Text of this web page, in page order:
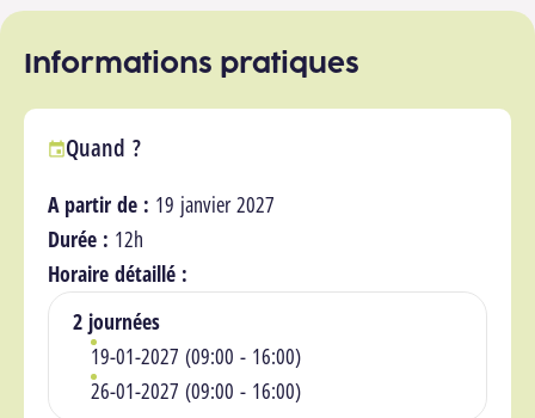
Informations pratiques
Quand ?
A partir de : 19 janvier 2027
Durée : 12h
Horaire détaillé :
2 journées
19-01-2027 (09:00 - 16:00)
26-01-2027 (09:00 - 16:00)